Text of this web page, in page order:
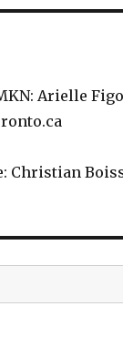
Arielle
Christian